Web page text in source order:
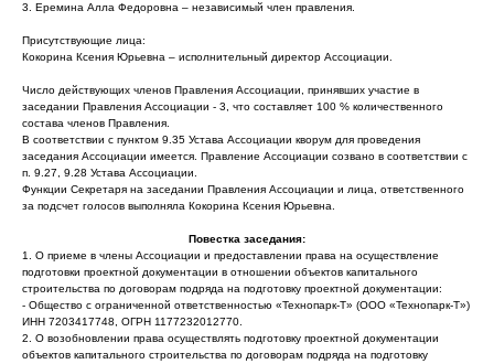
3. Еремина Алла Федоровна – независимый член правления.
Присутствующие лица:
Кокорина Ксения Юрьевна – исполнительный директор Ассоциации.
Число действующих членов Правления Ассоциации, принявших участие в
заседании Правления Ассоциации - 3, что составляет 100 % количественного
состава членов Правления.
В соответствии с пунктом 9.35 Устава Ассоциации кворум для проведения
заседания Ассоциации имеется. Правление Ассоциации созвано в соответствии с
п. 9.27, 9.28 Устава Ассоциации.
Функции Секретаря на заседании Правления Ассоциации и лица, ответственного
за подсчет голосов выполняла Кокорина Ксения Юрьевна.
Повестка заседания:
1. О приеме в члены Ассоциации и предоставлении права на осуществление
подготовки проектной документации в отношении объектов капитального
строительства по договорам подряда на подготовку проектной документации:
- Общество с ограниченной ответственностью «Технопарк-Т» (ООО «Технопарк-Т»)
ИНН 7203417748, ОГРН 1177232012770.
2. О возобновлении права осуществлять подготовку проектной документации
объектов капитального строительства по договорам подряда на подготовку